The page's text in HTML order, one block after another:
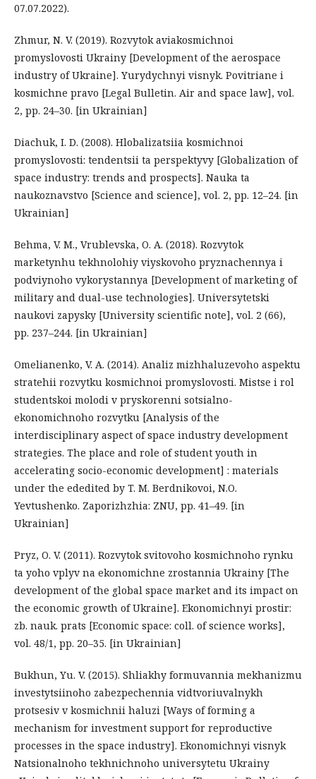
07.07.2022).
Zhmur, N. V. (2019). Rozvytok aviakosmichnoi
promyslovosti Ukrainy [Development of the aerospace
industry of Ukraine]. Yurydychnyi visnyk. Povitriane i
kosmichne pravo [Legal Bulletin. Air and space law], vol.
2, pp. 24–30. [in Ukrainian]
Diachuk, I. D. (2008). Hlobalizatsiia kosmichnoi
promyslovosti: tendentsii ta perspektyvy [Globalization of
space industry: trends and prospects]. Nauka ta
naukoznavstvo [Science and science], vol. 2, pp. 12–24. [in
Ukrainian]
Behma, V. M., Vrublevska, O. A. (2018). Rozvytok
marketynhu tekhnolohiy viyskovoho pryznachennya i
podviynoho vykorystannya [Development of marketing of
military and dual-use technologies]. Universytetski
naukovi zapysky [University scientific note], vol. 2 (66),
pp. 237–244. [in Ukrainian]
Omelianenko, V. A. (2014). Analiz mizhhaluzevoho aspektu
stratehii rozvytku kosmichnoi promyslovosti. Mistse i rol
studentskoi molodi v pryskorenni sotsialno-
ekonomichnoho rozvytku [Analysis of the
interdisciplinary aspect of space industry development
strategies. The place and role of student youth in
accelerating socio-economic development] : materials
under the ededited by T. M. Berdnikovoi, N.O.
Yevtushenko. Zaporizhzhia: ZNU, pp. 41–49. [in
Ukrainian]
Pryz, O. V. (2011). Rozvytok svitovoho kosmichnoho rynku
ta yoho vplyv na ekonomichne zrostannia Ukrainy [The
development of the global space market and its impact on
the economic growth of Ukraine]. Ekonomichnyi prostir:
zb. nauk. prats [Economic space: coll. of science works],
vol. 48/1, pp. 20–35. [in Ukrainian]
Bukhun, Yu. V. (2015). Shliakhy formuvannia mekhanizmu
investytsiinoho zabezpechennia vidtvoriuvalnykh
protsesiv v kosmichnii haluzi [Ways of forming a
mechanism for investment support for reproductive
processes in the space industry]. Ekonomichnyi visnyk
Natsionalnoho tekhnichnoho universytetu Ukrainy